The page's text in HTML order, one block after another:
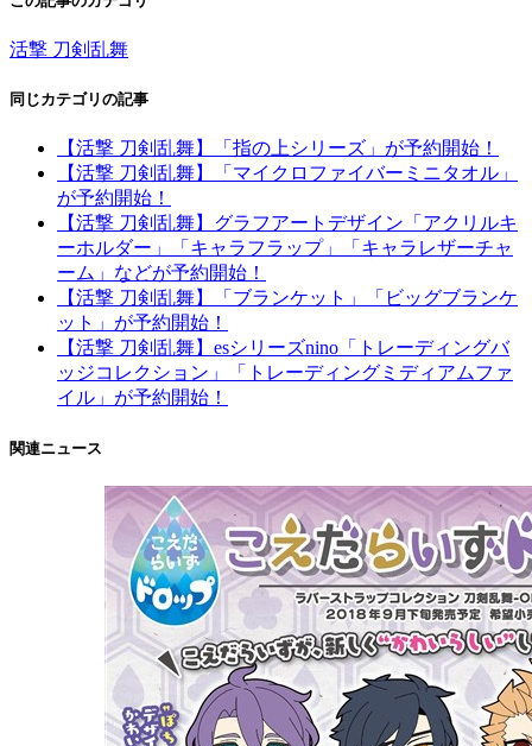
活撃 刀剣乱舞
同じカテゴリの記事
【活撃 刀剣乱舞】「指の上シリーズ」が予約開始！
【活撃 刀剣乱舞】「マイクロファイバーミニタオル」
が予約開始！
【活撃 刀剣乱舞】グラフアートデザイン「アクリルキ
ーホルダー」「キャラフラップ」「キャラレザーチャ
ーム」などが予約開始！
【活撃 刀剣乱舞】「ブランケット」「ビッグブランケ
ット」が予約開始！
【活撃 刀剣乱舞】esシリーズnino「トレーディングバ
ッジコレクション」「トレーディングミディアムファ
イル」が予約開始！
関連ニュース